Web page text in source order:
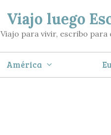
Viajo luego
Viajo para vivir, escribo
América